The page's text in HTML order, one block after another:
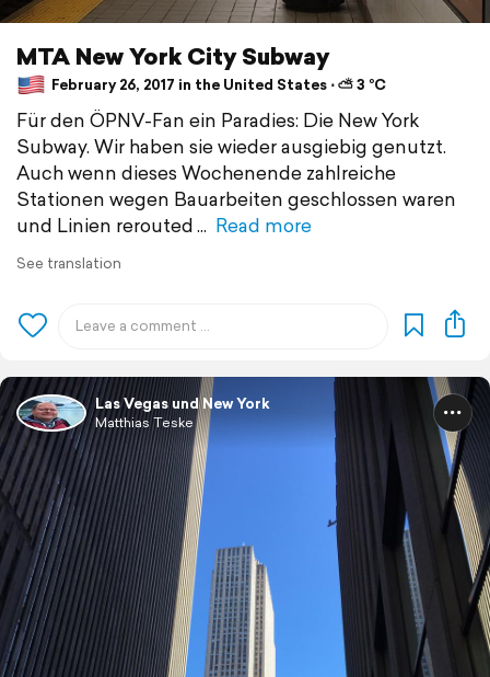
MTA New York City Subway
February 26, 2017 in the United States ⋅ ⛅ 3 °C
Für den ÖPNV-Fan ein Paradies: Die New York
Subway. Wir haben sie wieder ausgiebig genutzt.
Auch wenn dieses Wochenende zahlreiche
Stationen wegen Bauarbeiten geschlossen waren
und Linien rerouted
Read more
See translation
Las Vegas und New York
Matthias Teske